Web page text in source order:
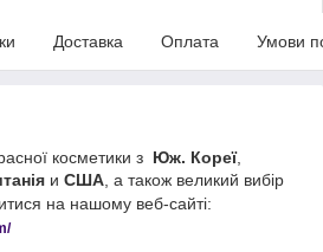
Доставка Оплата Умови
косметики з Юж. Кореї,
и США , а також великий вибір
на нашому веб-сайті:
/